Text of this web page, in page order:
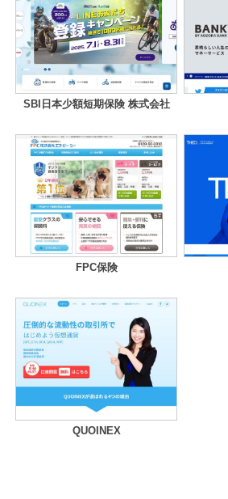
SBI日本少額短期保険 株式会社
FPC保険
QUOINEX